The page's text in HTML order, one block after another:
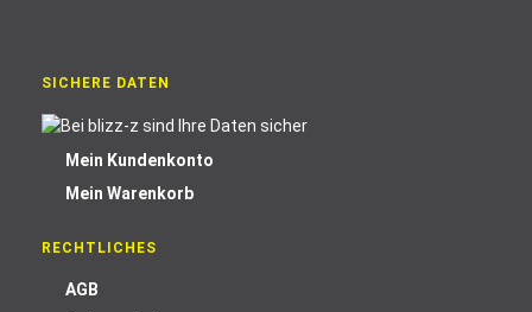
SICHERE DATEN
Mein Kundenkonto
Mein Warenkorb
RECHTLICHES
AGB